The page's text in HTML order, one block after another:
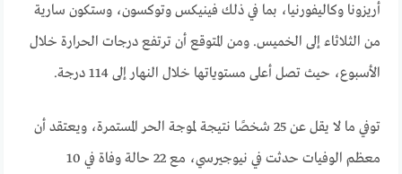
أريزونا وكاليفورنيا، بما في ذلك فينيكس وتوكسون، وستكون سارية
من الثلاثاء إلى الخميس. ومن المتوقع أن ترتفع درجات الحرارة خلال
الأسبوع، حيث تصل أعلى مستوياتها خلال النهار إلى 114 درجة.
توفي ما لا يقل عن 25 شخصًا نتيجة لموجة الحر المستمرة، ويعتقد أن
معظم الوفيات حدثت في نيوجيرسي، مع 22 حالة وفاة في 10